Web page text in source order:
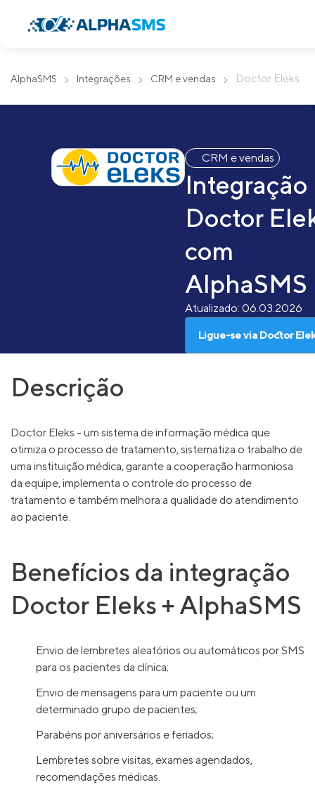
AlphaSMS Integrações CRM e vendas Doctor Eleks
CRM e vendas
Integração
Doctor
com
AlphaSMS
Atualizado: 06.03.2026
Ligue-se via Doctor
Descrição
Doctor Eleks - um sistema de informação médica que
otimiza o processo de tratamento, sistematiza o trabalho de
uma instituição médica, garante a cooperação harmoniosa
da equipe, implementa o controle do processo de
tratamento e também melhora a qualidade do atendimento
ao paciente.
Benefícios da integração
Doctor Eleks + AlphaSMS
Envio de lembretes aleatórios ou automáticos por SMS
para os pacientes da clínica;
Envio de mensagens para um paciente ou um
determinado grupo de pacientes;
Parabéns por aniversários e feriados;
Lembretes sobre visitas, exames agendados,
recomendações médicas.